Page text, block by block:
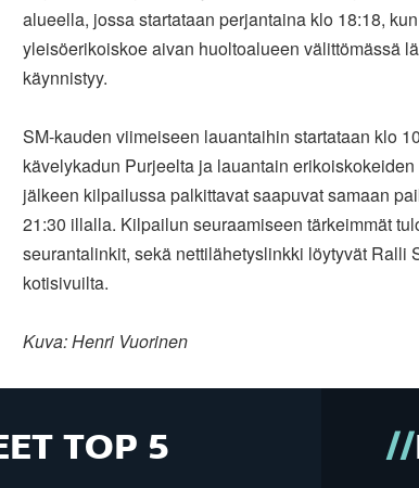
alueella, jossa startataan perjantaina klo 18:18, kun
yleisöerikoiskoe aivan huoltoalueen välittömässä
käynnistyy.
SM-kauden viimeiseen lauantaihin startataan klo
kävelykadun Purjeelta ja lauantain erikoiskokeiden
jälkeen kilpailussa palkittavat saapuvat samaan
21:30 illalla. Kilpailun seuraamiseen tärkeimmät
seurantalinkit, sekä nettilähetyslinkki löytyvät Ralli
kotisivuilta.
Kuva: Henri Vuorinen
TOP 5